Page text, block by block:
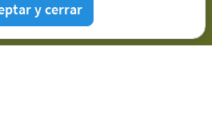
ESTE PROCESO
y cerrar